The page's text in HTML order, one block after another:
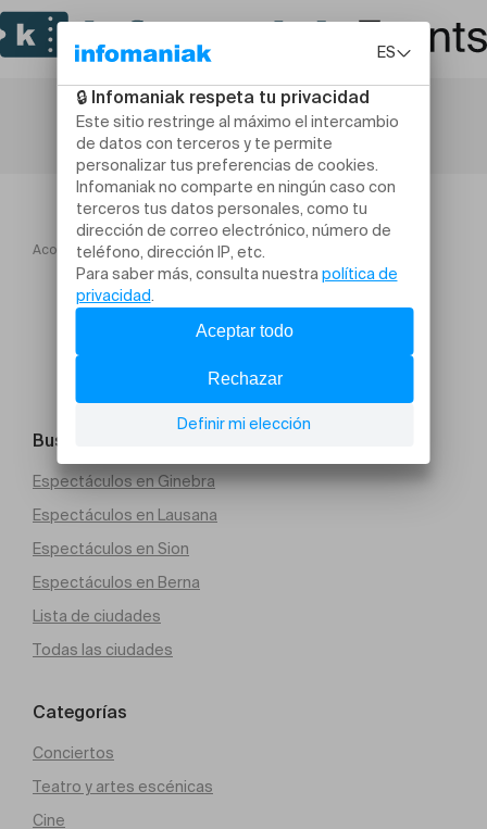
Acogida Ca m'agace... et je veux que ça change
Buscar un evento
Espectáculos en Ginebra
Espectáculos en Lausana
Espectáculos en Sion
Espectáculos en Berna
Lista de ciudades
Todas las ciudades
Categorías
Conciertos
Teatro y artes escénicas
Cine